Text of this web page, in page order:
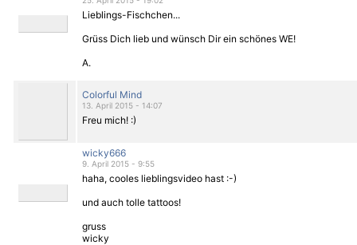
Lieblings-Fischchen...
Grüss Dich lieb und wünsch Dir ein schönes WE!
A.
Colorful Mind
13. April 2015 - 14:07
Freu mich! :)
wicky666
9. April 2015 - 9:55
haha, cooles lieblingsvideo hast :-)
und auch tolle tattoos!
gruss
wicky